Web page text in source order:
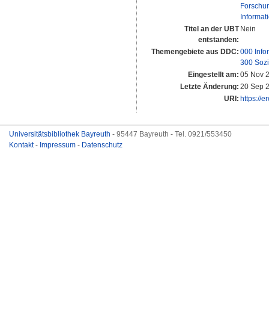
Titel an der UBT
entstanden:
Nein
Themengebiete aus DDC: 000
300
Eingestellt am: 05 Nov
Letzte Änderung: 20 Sep
URI: https://
Universitätsbibliothek Bayreuth - 95447 Bayreuth - Tel. 0921/553450
Kontakt- Impressum - Datenschutz